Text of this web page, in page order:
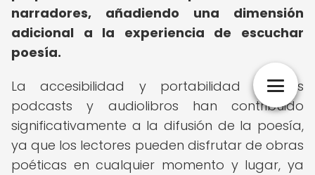
narradores, añadiendo una dimensión
adicional a la experiencia de escuchar
poesía.
La accesibilidad y portabilidad de los
podcasts y audiolibros han contribuido
significativamente a la difusión de la poesía,
ya que los lectores pueden disfrutar de obras
poéticas en cualquier momento y lugar, ya